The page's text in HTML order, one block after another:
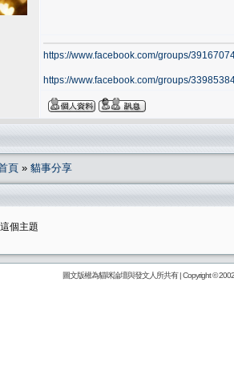
https://www.facebook.com/groups/
https://www.facebook.com/groups/
頁 » 貓事分享
個主題
圖文版權為貓咪論壇與發文人所共有 | Copyright ©